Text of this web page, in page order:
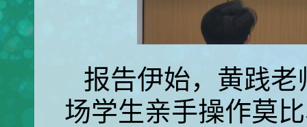
报告伊始，黄践
场学生亲手操作莫